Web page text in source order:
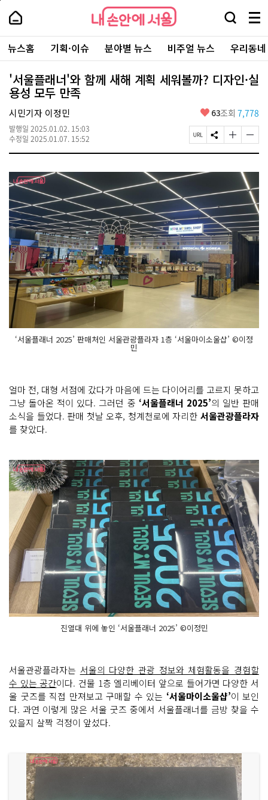
본
로
가
내
손
안
에
서
울
-
서
울
시
대
표
소
통
포
내
손
에
울
검
창
열
기
메
뉴
전
체
보
기
주
요
서
뉴스홈 기획·이슈 분야별 뉴스 비주얼 뉴스 우리동
'서울플래너'와 함께 새해 계획 세워볼까? 디자인·실
용성 모두 만족
시민기자 이정민
발행일 2025.01.02. 15:03
수정일 2025.01.07. 15:52
좋
요
63조회 7,778
페
이
U
R
복
사
S
N
공
하
글
자
기
크
게
경
하
기
글
자
기
게
변
경
하
기
‘서울플래너 2025’ 판매처인 서울관광플라자 1층 ‘서울마이소울샵’ ©이정
민
얼마 전, 대형 서점에 갔다가 마음에 드는 다이어리를 고르지 못하고
그냥 돌아온 적이 있다. 그러던 중 ‘서울플래너 2025’의 일반 판매
소식을 들었다. 판매 첫날 오후, 청계천로에 자리한 서울관광플라자
를 찾았다.
진열대 위에 놓인 ‘서울플래너 2025’ ©이정민
서울관광플라자는 서울의 다양한 관광 정보와 체험활동을 경험할
수 있는 공간이다. 건물 1층 엘리베이터 앞으로 들어가면 다양한 서
울 굿즈를 직접 만져보고 구매할 수 있는 ‘서울마이소울샵’이 보인
다. 과연 이렇게 많은 서울 굿즈 중에서 서울플래너를 금방 찾을 수
있을지 살짝 걱정이 앞섰다.
페
상
단
로